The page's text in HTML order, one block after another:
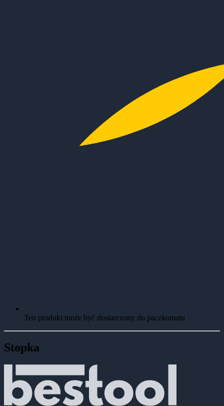
Ten produkt może być dostarczony do paczkomatu
Stopka